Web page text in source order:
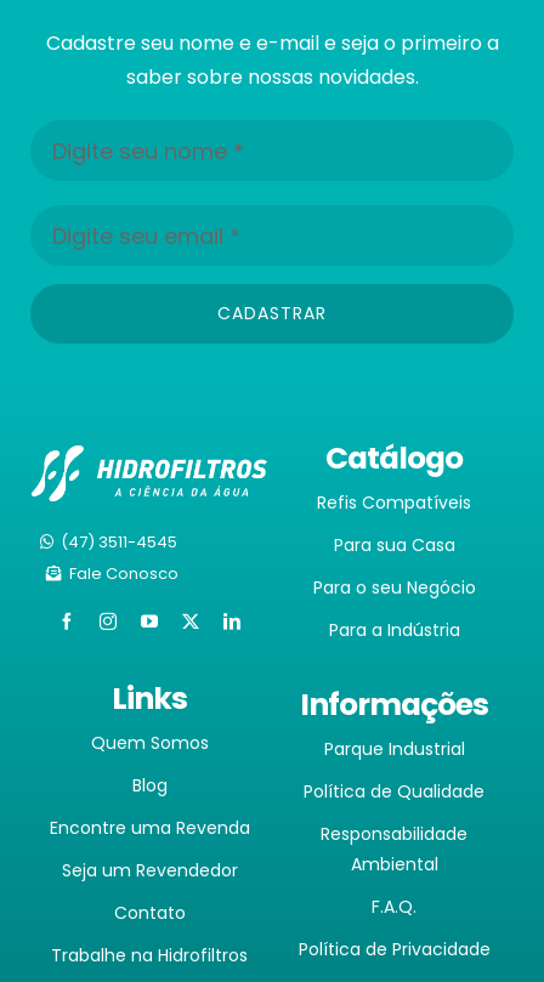
Cadastre seu nome e e-mail e seja o primeiro a
saber sobre nossas novidades.
CADASTRAR
(47) 3511-4545
Fale Conosco
Catálogo
Refis Compatíveis
Para sua Casa
Para o seu Negócio
Para a Indústria
Links
Quem Somos
Blog
Encontre uma Revenda
Seja um Revendedor
Contato
Trabalhe na Hidrofiltros
Informações
Parque Industrial
Política de Qualidade
Responsabilidade
Ambiental
F.A.Q.
Política de Privacidade